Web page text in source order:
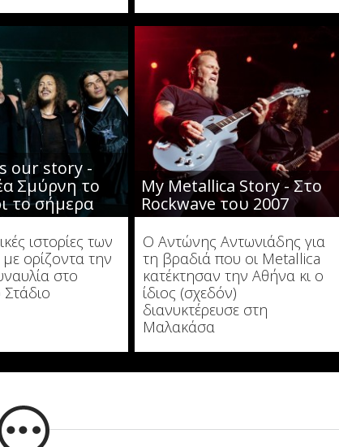
our story -
Σμύρνη το
το σήμερα
ιστορίες των
ορίζοντα την
στο
My Metallica Story - Στο
Rockwave του 2007
Ο Αντώνης Αντωνιάδης για
τη βραδιά που οι Metallica
κατέκτησαν την Αθήνα κι ο
ίδιος (σχεδόν)
διανυκτέρευσε στη
Μαλακάσα